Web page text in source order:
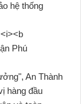
hệ thống
An Thành
hàng đầu